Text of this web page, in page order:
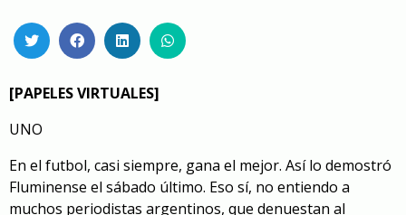
[PAPELES VIRTUALES]
UNO
En el futbol, casi siempre, gana el mejor. Así lo demostró
Fluminense el sábado último. Eso sí, no entiendo a
muchos periodistas argentinos, que denuestan al